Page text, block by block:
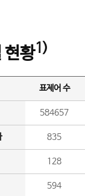
현황1)
표제어 수
584657
835
128
594